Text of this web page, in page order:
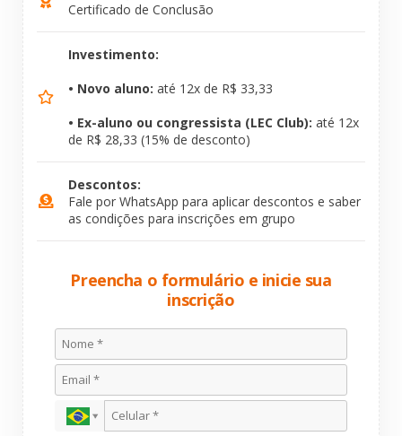
Certificado de Conclusão
Investimento:
• Novo aluno: até 12x de R$ 33,33
• Ex-aluno ou congressista (LEC Club): até 12x
de R$ 28,33 (15% de desconto)
Descontos:
Fale por WhatsApp para aplicar descontos e saber
as condições para inscrições em grupo
Preencha o formulário e inicie sua
inscrição